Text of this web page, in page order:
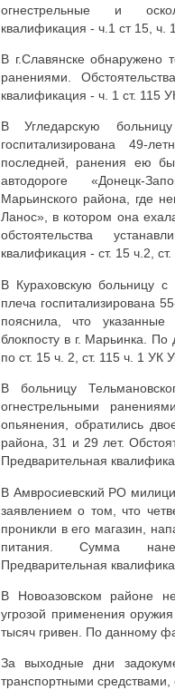
огнестрельные и
квалификация - ч.1 ст 15, ч.
В г.Славянске обнаружено
ранениями.
квалификация - ч. 1 ст. 115
В Угледарскую
госпитализирована 49-
последней, ранения ею
автодороге «Донецк-
Марьинского района, где
Ланос», в котором она
обстоятельства
квалификация - ст. 15 ч.2,
В Кураховскую больницу
плеча госпитализирована
пояснила, что
блокпосту в г. Марьинка.
по ст. 15 ч. 2, ст. 115 ч. 1 УК
В больницу
огнестрельными
опьянения, обратились
района, 31 и 29 лет.
Предварительная
В Амвросиевский РО
заявлением о том, что
проникли в его магазин,
питания. Сумма
Предварительная
В Новоазовском районе
угрозой применения
тысяч гривен. По данному
За выходные дни
транспортными